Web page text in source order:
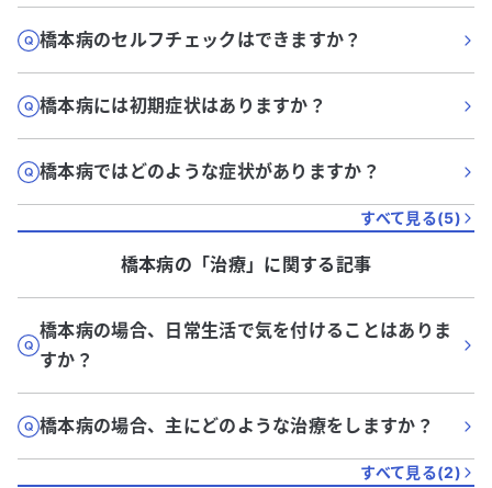
橋本病のセルフチェックはできますか？
橋本病には初期症状はありますか？
橋本病ではどのような症状がありますか？
すべて見る(5)
橋本病の「治療」に関する記事
橋本病の場合、日常生活で気を付けることはありま
すか？
橋本病の場合、主にどのような治療をしますか？
すべて見る(2)